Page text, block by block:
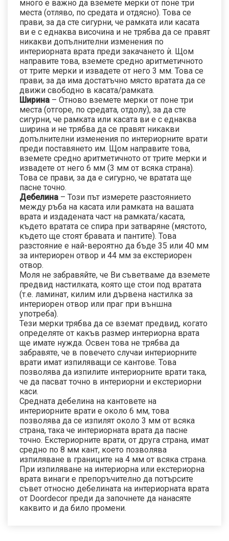
много е важно да вземете мерки от поне три
места (отляво, по средата и отдясно). Това се
прави, за да сте сигурни, че рамката или касата
ви е с еднаква височина и не трябва да се правят
никакви допълнителни изменения по
интериорната врата преди закачането ѝ. Щом
направите това, вземете средно аритметичното
от трите мерки и извадете от него 3 мм. Това се
прави, за да има достатъчно място вратата да се
движи свободно в касата/рамката.
Ширина – Отново вземете мерки от поне три
места (отгоре, по средата, отдолу), за да сте
сигурни, че рамката или касата ви е с еднаква
ширина и не трябва да се правят никакви
допълнителни изменения по интериорните врати
преди поставянето им. Щом направите това,
вземете средно аритметичното от трите мерки и
извадете от него 6 мм (3 мм от всяка страна).
Това се прави, за да е сигурно, че вратата ще
пасне точно.
Дебелина – Този път измерете разстоянието
между ръба на касата или рамката на вашата
врата и издадената част на рамката/касата,
където вратата се спира при затваряне (мястото,
където ще стоят бравата и пантите). Това
разстояние е най-вероятно да бъде 35 или 40 мм
за интериорен отвор и 44 мм за екстериорен
отвор.
Моля не забравяйте, че Ви съветваме да вземете
предвид настилката, която ще стои под вратата
(т.е. ламинат, килим или дървена настилка за
интериорен отвор или праг при външна
употреба).
Тези мерки трябва да се вземат предвид, когато
определяте от какъв размер интериорна врата
ще имате нужда. Освен това не трябва да
забравяте, че в повечето случаи интериорните
врати имат изпиляващи се кантове. Това
позволява да изпилите интериорните врати така,
че да пасват точно в интериорни и екстериорни
каси.
Средната дебелина на кантовете на
интериорните врати е около 6 мм, това
позволява да се изпилят около 3 мм от всяка
страна, така че интериорната врата да пасне
точно. Екстериорните врати, от друга страна, имат
средно по 8 мм кант, което позволява
изпиляване в границите на 4 мм от всяка страна.
При изпиляване на интериорна или екстериорна
врата винаги е препоръчително да потърсите
съвет относно дебелината на интериорната врата
от Doordecor преди да започнете да нанасяте
каквито и да било промени.